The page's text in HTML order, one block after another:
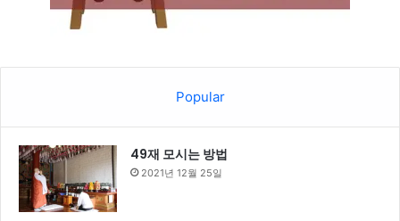
Popular
49재 모시는 방법
2021년 12월 25일